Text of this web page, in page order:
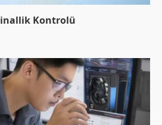
Kontrolü